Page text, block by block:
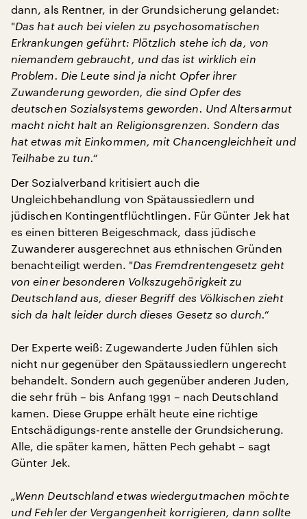
dann, als Rentner, in der Grundsicherung gelandet:
"Das hat auch bei vielen zu psychosomatischen
Erkrankungen geführt: Plötzlich stehe ich da, von
niemandem gebraucht, und das ist wirklich ein
Problem. Die Leute sind ja nicht Opfer ihrer
Zuwanderung geworden, die sind Opfer des
deutschen Sozialsystems geworden. Und Altersarmut
macht nicht halt an Religionsgrenzen. Sondern das
hat etwas mit Einkommen, mit Chancengleichheit und
Teilhabe zu tun.“
Der Sozialverband kritisiert auch die
Ungleichbehandlung von Spätaussiedlern und
jüdischen Kontingentflüchtlingen. Für Günter Jek hat
es einen bitteren Beigeschmack, dass jüdische
Zuwanderer ausgerechnet aus ethnischen Gründen
benachteiligt werden. "Das Fremdrentengesetz geht
von einer besonderen Volkszugehörigkeit zu
Deutschland aus, dieser Begriff des Völkischen zieht
sich da halt leider durch dieses Gesetz so durch.“
Der Experte weiß: Zugewanderte Juden fühlen sich
nicht nur gegenüber den Spätaussiedlern ungerecht
behandelt. Sondern auch gegenüber anderen Juden,
die sehr früh – bis Anfang 1991 – nach Deutschland
kamen. Diese Gruppe erhält heute eine richtige
Entschädigungs-rente anstelle der Grundsicherung.
Alle, die später kamen, hätten Pech gehabt – sagt
Günter Jek.
„Wenn Deutschland etwas wiedergutmachen möchte
und Fehler der Vergangenheit korrigieren, dann sollte